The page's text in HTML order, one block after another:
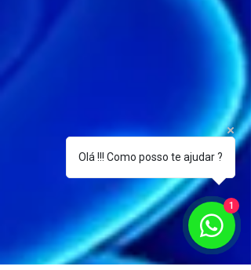
Olá !!! Como posso te ajudar ?
1